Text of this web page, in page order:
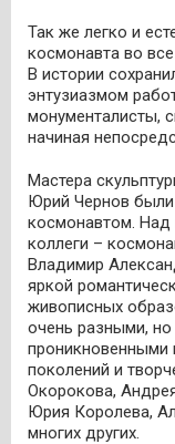
Так же легко и
космонавта во
В истории
энтузиазмом
монументалисты,
начиная
Мастера
Юрий Чернов
космонавтом. Над
коллеги –
Владимир
яркой
живописных
очень разными,
проникновенными
поколений и
Окорокова,
Юрия Королева,
многих других.